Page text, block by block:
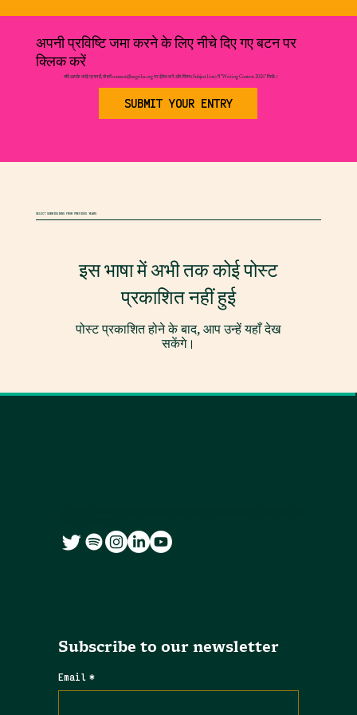
अपनी प्रविष्टि जमा करने के लिए नीचे दिए गए बटन पर
क्लिक करें
यदि आपके कोई प्रश्न हैं, तो हमेंconnect@nagrika.org पर ईमेल करें और विषय (Subject line) में "Writing Contest 2026" लिखें।
SUBMIT YOUR ENTRY
SELECT SUBMISSIONS FROM PREVIOUS YEARS
इस भाषा में अभी तक कोई पोस्ट
प्रकाशित नहीं हुई
पोस्ट प्रकाशित होने के बाद, आप उन्हें यहाँ देख
सकेंगे।
Subscribe to our newsletter
Email *